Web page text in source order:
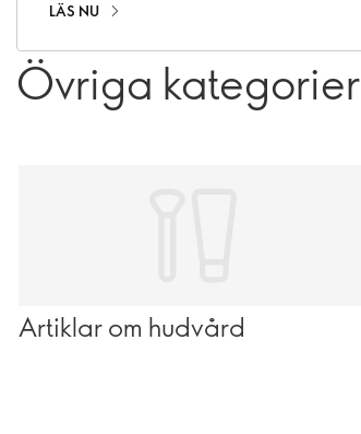
LÄS NU
Övriga kategorier
Artiklar om hudvård